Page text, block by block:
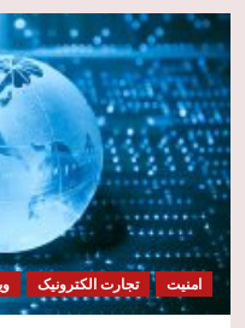
امنیت تجارت الکترونیک